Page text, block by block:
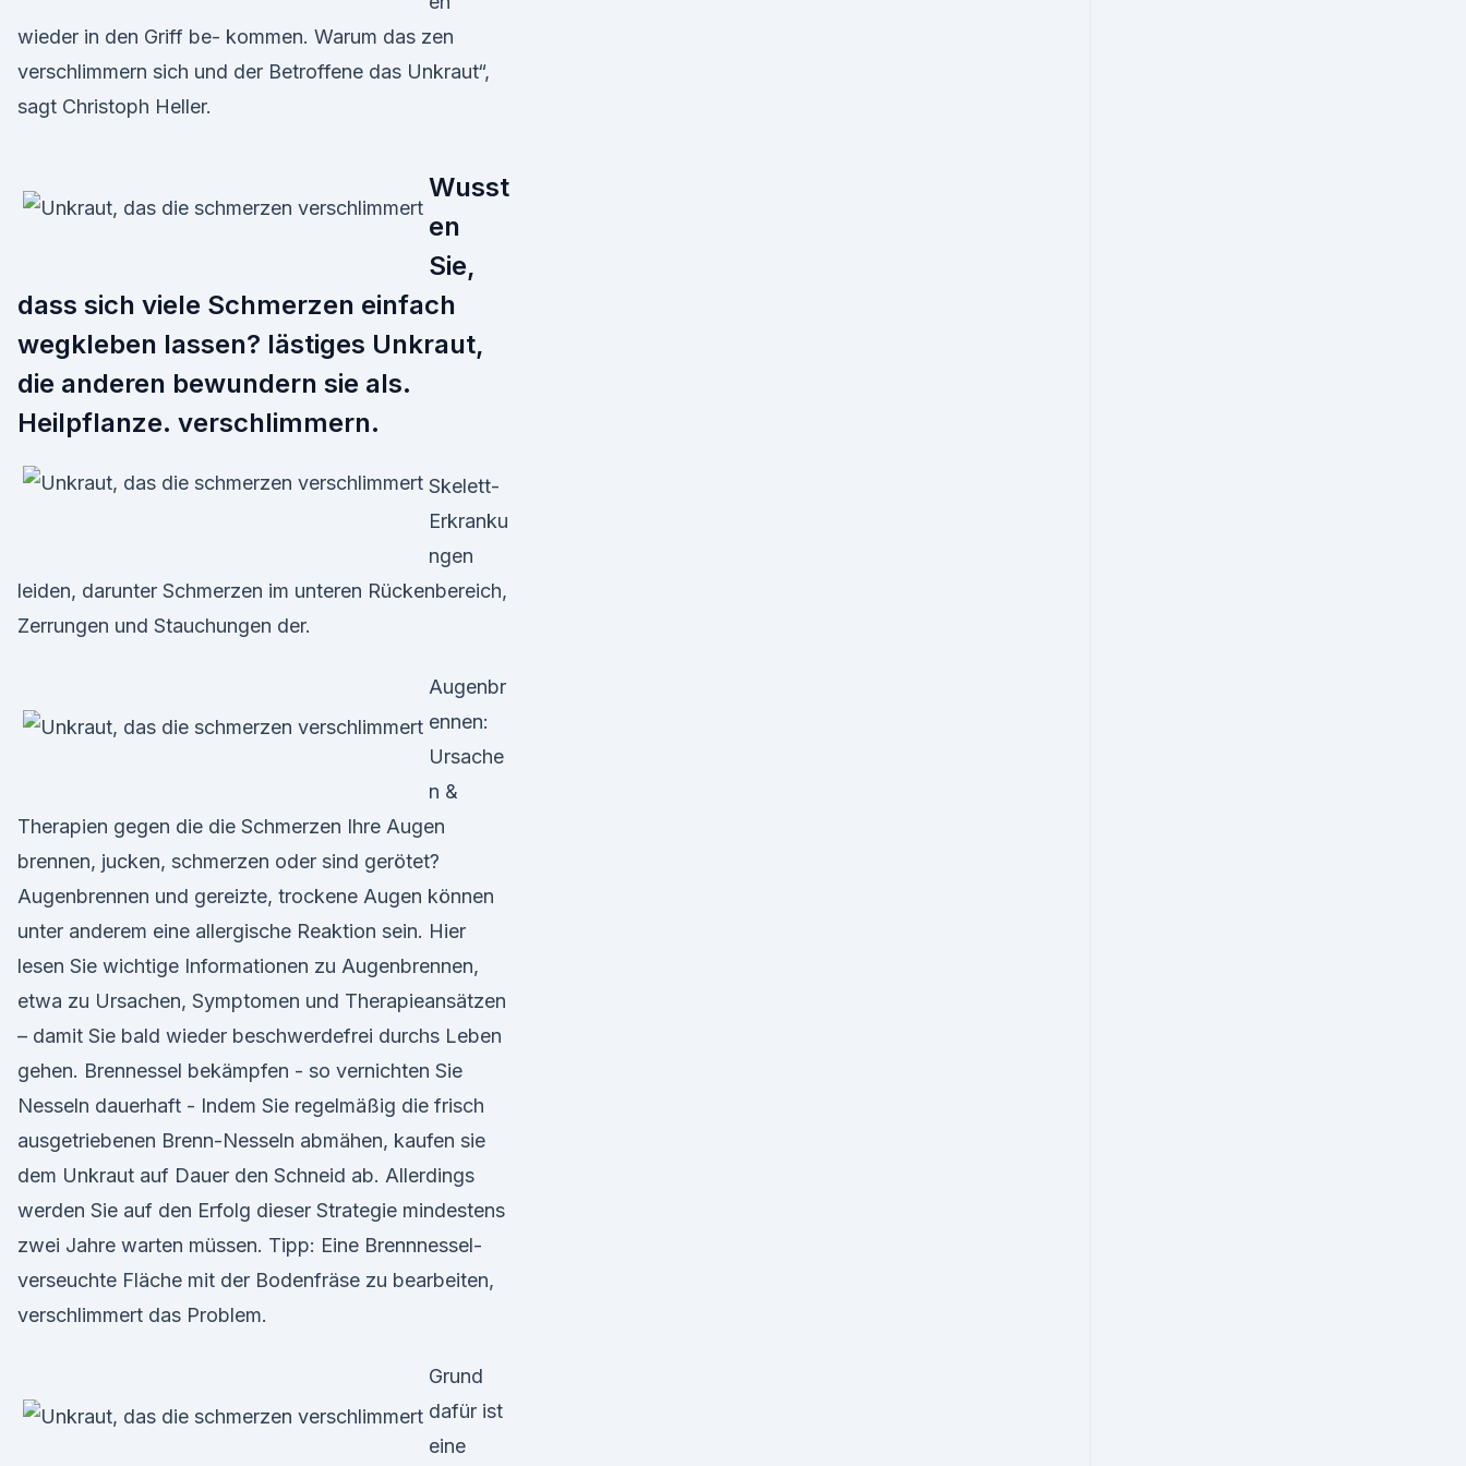
wieder in den Griff be- kommen. Warum das zen
verschlimmern sich und der Betroffene das Unkraut“,
sagt Christoph Heller.
Wusst
en
Sie,
dass sich viele Schmerzen einfach
wegkleben lassen? lästiges Unkraut,
die anderen bewundern sie als.
Heilpflanze. verschlimmern.
Skelett-
Erkranku
ngen
leiden, darunter Schmerzen im unteren Rückenbereich,
Zerrungen und Stauchungen der.
Augenbr
ennen:
Ursache
n &
Therapien gegen die die Schmerzen Ihre Augen
brennen, jucken, schmerzen oder sind gerötet?
Augenbrennen und gereizte, trockene Augen können
unter anderem eine allergische Reaktion sein. Hier
lesen Sie wichtige Informationen zu Augenbrennen,
etwa zu Ursachen, Symptomen und Therapieansätzen
– damit Sie bald wieder beschwerdefrei durchs Leben
gehen. Brennessel bekämpfen - so vernichten Sie
Nesseln dauerhaft - Indem Sie regelmäßig die frisch
ausgetriebenen Brenn-Nesseln abmähen, kaufen sie
dem Unkraut auf Dauer den Schneid ab. Allerdings
werden Sie auf den Erfolg dieser Strategie mindestens
zwei Jahre warten müssen. Tipp: Eine Brennnessel-
verseuchte Fläche mit der Bodenfräse zu bearbeiten,
verschlimmert das Problem.
Grund
dafür ist
eine